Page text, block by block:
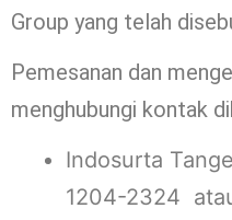
Group yang telah
Pemesanan dan
menghubungi kontak
Indosurta
1204-2324